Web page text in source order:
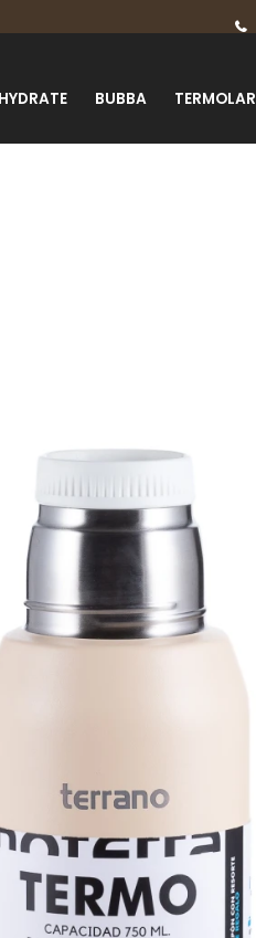
HYDRATE BUBBA TERMOLAR